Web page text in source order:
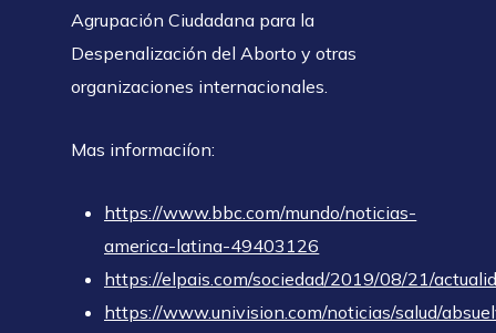
Agrupación Ciudadana para la
Despenalización del Aborto y otras
organizaciones internacionales.
Mas informaciíon:
https://www.bbc.com/mundo/noticias-
america-latina-49403126
https://elpais.com/sociedad/2019/08/21/
https://www.univision.com/noticias/salud/